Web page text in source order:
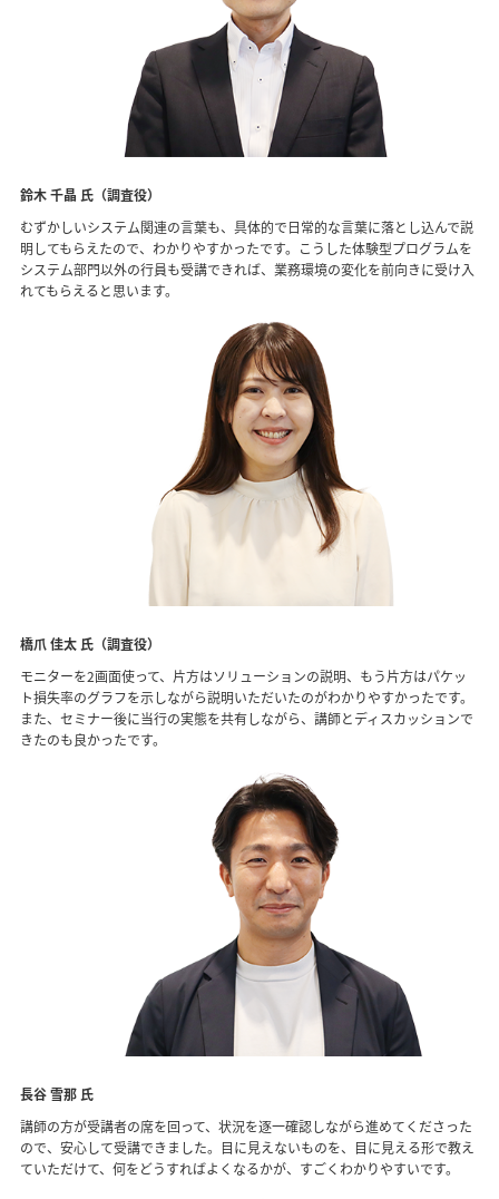
鈴木 千晶 氏（調査役）
むずかしいシステム関連の言葉も、具体的で日常的な言葉に落とし込んで説
明してもらえたので、わかりやすかったです。こうした体験型プログラムを
システム部門以外の行員も受講できれば、業務環境の変化を前向きに受け入
れてもらえると思います。
橋爪 佳太 氏（調査役）
モニターを2画面使って、片方はソリューションの説明、もう片方はパケッ
ト損失率のグラフを示しながら説明いただいたのがわかりやすかったです。
また、セミナー後に当行の実態を共有しながら、講師とディスカッションで
きたのも良かったです。
長谷 雪那 氏
講師の方が受講者の席を回って、状況を逐一確認しながら進めてくださった
ので、安心して受講できました。目に見えないものを、目に見える形で教え
ていただけて、何をどうすればよくなるかが、すごくわかりやすいです。